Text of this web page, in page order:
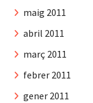
maig 2011
abril 2011
març 2011
febrer 2011
gener 2011